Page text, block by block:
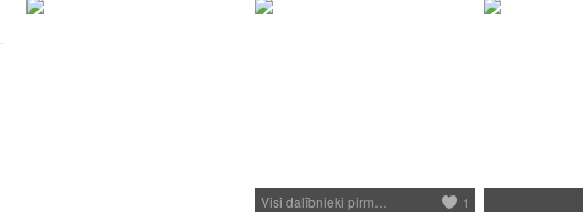
Visi dalībnieki pirm… 1